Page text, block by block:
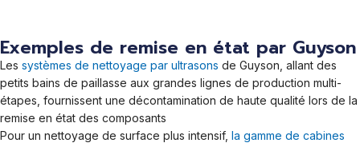
Exemples de remise en état par Guyson
Les systèmes de nettoyage par ultrasons de Guyson, allant des
petits bains de paillasse aux grandes lignes de production multi-
étapes, fournissent une décontamination de haute qualité lors de la
remise en état des composants
Pour un nettoyage de surface plus intensif, la gamme de cabines